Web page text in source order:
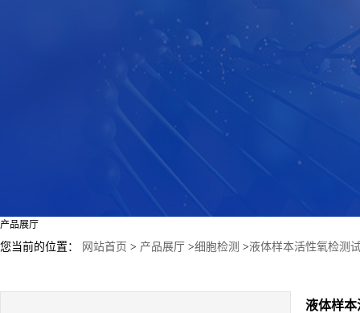
产品展厅
您当前的位置： 网站首页 > 产品展厅 >细胞检测 >液体样本活性氧检测
液体样本